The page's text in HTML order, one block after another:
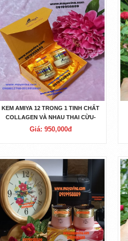
KEM AMIYA 12 TRONG 1 TINH CHẤT
COLLAGEN VÀ NHAU THAI CỪU-
1150K
Giá: 950,000đ